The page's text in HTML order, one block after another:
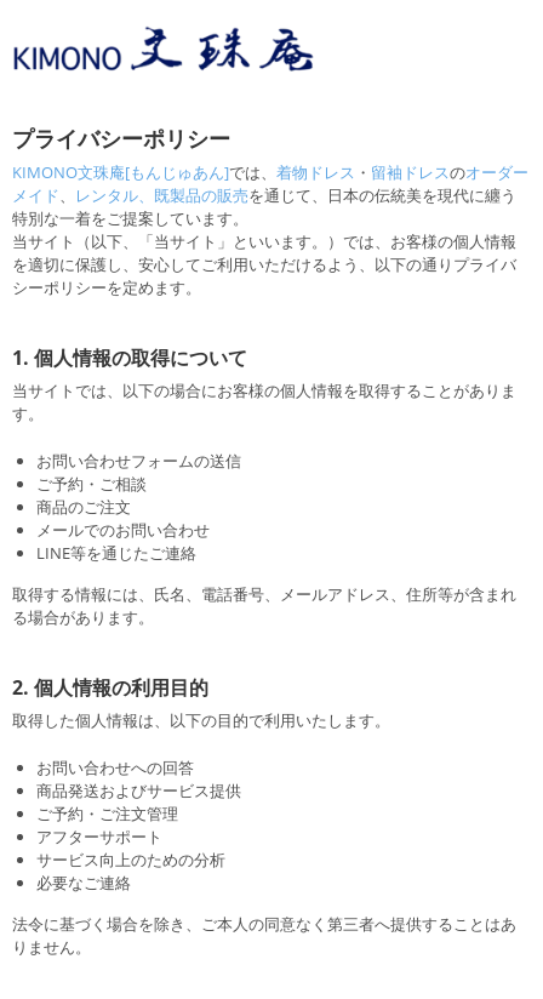
プライバシーポリシー
KIMONO文珠庵[もんじゅあん]では、 着物ドレス ・ 留袖ドレスのオーダー
メイド、 レンタル、既製品の販売を通じて、日本の伝統美を現代に纏う
特別な一着をご提案しています。
当サイト（以下、「当サイト」といいます。）では、お客様の個人情報
を適切に保護し、安心してご利用いただけるよう、以下の通りプライバ
シーポリシーを定めます。
1. 個人情報の取得について
当サイトでは、以下の場合にお客様の個人情報を取得することがありま
す。
お問い合わせフォームの送信
ご予約・ご相談
商品のご注文
メールでのお問い合わせ
LINE等を通じたご連絡
取得する情報には、氏名、電話番号、メールアドレス、住所等が含まれ
る場合があります。
2. 個人情報の利用目的
取得した個人情報は、以下の目的で利用いたします。
お問い合わせへの回答
商品発送およびサービス提供
ご予約・ご注文管理
アフターサポート
サービス向上のための分析
必要なご連絡
法令に基づく場合を除き、ご本人の同意なく第三者へ提供することはあ
りません。